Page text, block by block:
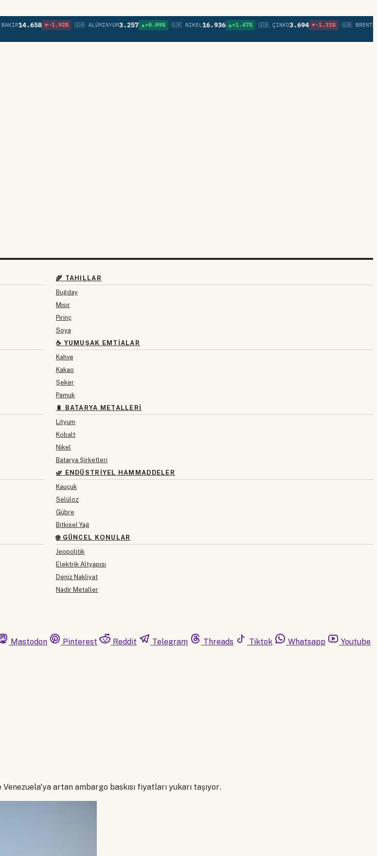
14.658 ▼-1.92% •🇬🇧 ALÜMINYUM3.257 ▲+0.09% •🇬🇧 NIKEL16.936 ▲+1.47% •🇬🇧 ÇINKO3.694 ▼-1.31% •🇬🇧 BRENT
🌾 TAHILLAR
Buğday
Mısır
Pirinç
Soya
☕ YUMUŞAK EMTIALAR
Kahve
Kakao
Şeker
Pamuk
🔋 BATARYA METALLERI
Lityum
Kobalt
Nikel
Batarya Şirketleri
🌿 ENDÜSTRIYEL HAMMADDELER
Kauçuk
Selüloz
Gübre
Bitkisel Yağ
🌐 GÜNCEL KONULAR
Jeopolitik
Elektrik Altyapısı
Deniz Nakliyat
Nadir Metaller
Mastodon Pinterest Reddit Telegram Threads Tiktok Whatsapp Youtube
artan ambargo baskısı fiyatları yukarı taşıyor.